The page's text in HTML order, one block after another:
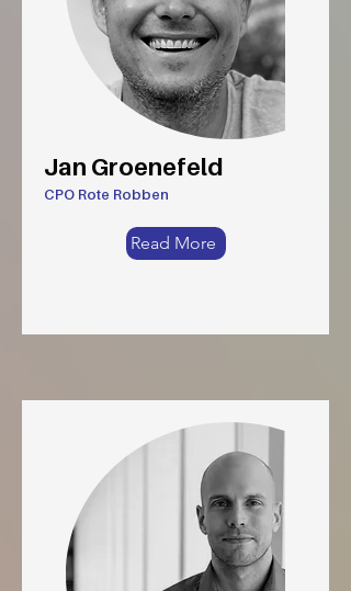
Jan Groenefeld
CPO Rote Robben
Read More